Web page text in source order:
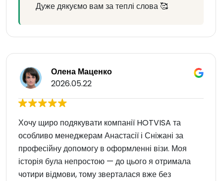
Дуже дякуємо вам за теплі слова 🥰
Олена Маценко
2026.05.22
Хочу щиро подякувати компанії HOTVISA та
особливо менеджерам Анастасії і Сніжані за
професійну допомогу в оформленні візи. Моя
історія була непростою — до цього я отримала
чотири відмови, тому зверталася вже без